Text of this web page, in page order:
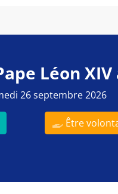
Léon XIV
26 septembre 2026
Être